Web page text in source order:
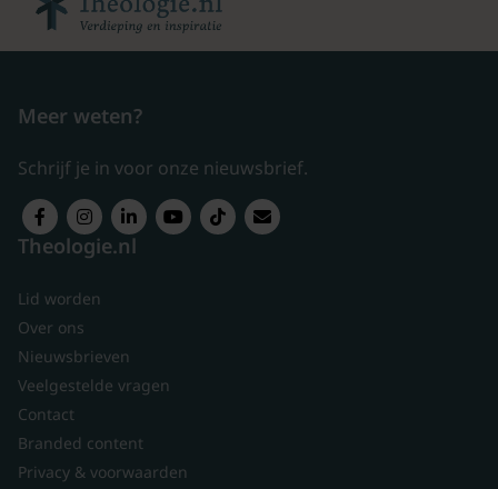
Meer weten?
Schrijf je in voor onze nieuwsbrief.
Theologie.nl
Lid worden
Over ons
Nieuwsbrieven
Veelgestelde vragen
Contact
Branded content
Privacy & voorwaarden